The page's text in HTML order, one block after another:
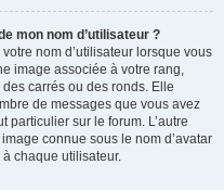
mon nom d’utilisateur ?
nom d’utilisateur lorsque vous
image associée à votre rang,
carrés ou des ronds. Elle
de messages que vous avez
particulier sur le forum. L’autre
connue sous le nom d’avatar
chaque utilisateur.